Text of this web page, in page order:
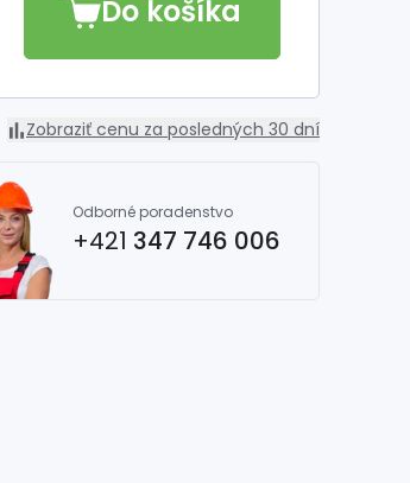
Do košíka
Zobraziť cenu za posledných 30 dní
Odborné poradenstvo
+421 347 746 006